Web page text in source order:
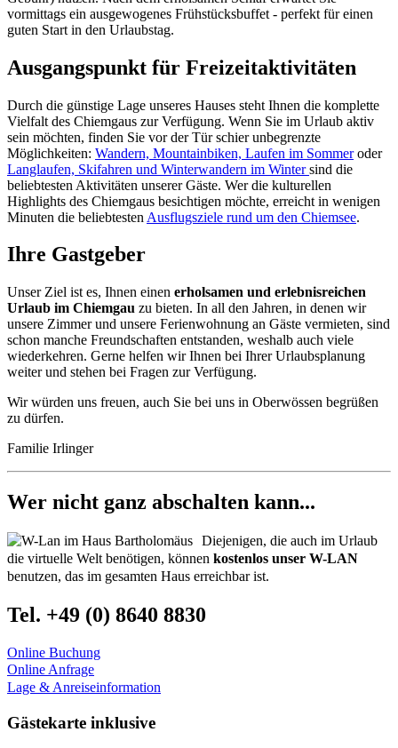
vormittags ein ausgewogenes Frühstücksbuffet - perfekt für einen
guten Start in den Urlaubstag.
Ausgangspunkt für Freizeitaktivitäten
Durch die günstige Lage unseres Hauses steht Ihnen die komplette
Vielfalt des Chiemgaus zur Verfügung. Wenn Sie im Urlaub aktiv
sein möchten, finden Sie vor der Tür schier unbegrenzte
Möglichkeiten: Wandern, Mountainbiken, Laufen im Sommeroder
Langlaufen, Skifahren und Winterwandern im Wintersind die
beliebtesten Aktivitäten unserer Gäste. Wer die kulturellen
Highlights des Chiemgaus besichtigen möchte, erreicht in wenigen
Minuten die beliebtesten Ausflugsziele rund um den Chiemsee.
Ihre Gastgeber
Unser Ziel ist es, Ihnen einen erholsamen und erlebnisreichen
Urlaub im Chiemgau zu bieten. In all den Jahren, in denen wir
unsere Zimmer und unsere Ferienwohnung an Gäste vermieten, sind
schon manche Freundschaften entstanden, weshalb auch viele
wiederkehren. Gerne helfen wir Ihnen bei Ihrer Urlaubsplanung
weiter und stehen bei Fragen zur Verfügung.
Wir würden uns freuen, auch Sie bei uns in Oberwössen begrüßen
zu dürfen.
Familie Irlinger
Wer nicht ganz abschalten kann...
Diejenigen, die auch im Urlaub
die virtuelle Welt benötigen, können kostenlos unser W-LAN
benutzen, das im gesamten Haus erreichbar ist.
Tel. +49 (0) 8640 8830
Online Buchung
Online Anfrage
Lage & Anreiseinformation
Gästekarte inklusive